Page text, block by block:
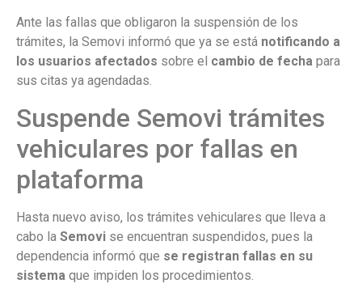
Ante las fallas que obligaron la suspensión de los
trámites, la Semovi informó que ya se está notificando a
los usuarios afectados sobre el cambio de fecha para
sus citas ya agendadas.
Suspende Semovi trámites
vehiculares por fallas en
plataforma
Hasta nuevo aviso, los trámites vehiculares que lleva a
cabo la Semovi se encuentran suspendidos, pues la
dependencia informó que se registran fallas en su
sistema que impiden los procedimientos.